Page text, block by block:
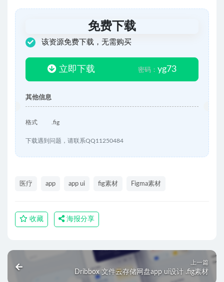
免费下载
该资源免费下载，无需购买
立即下载 密码：yg73
其他信息
格式 .fig
下载遇到问题，请联系QQ11250484
医疗 app app ui fig素材 Figma素材
收藏 海报分享
上一篇
Dribbox 文件云存储网盘app ui设计 .fig素材